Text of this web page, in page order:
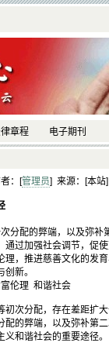
章程 电子期刊
：[管理员] 来源：[本站
分配的弊端，以及弥补
过加强社会调节，促
理，推进慈善文化的发
新。
伦理 和谐社会
分配，存在差距扩大
配的弊端，以及弥补第
和谐社会的重要途径。